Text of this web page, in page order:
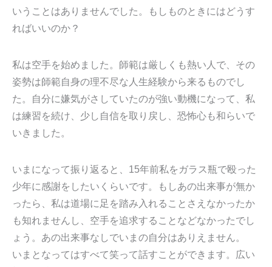
いうことはありませんでした。もしものときにはどうす
ればいいのか？
私は空手を始めました。師範は厳しくも熱い人で、その
姿勢は師範自身の理不尽な人生経験から来るものでし
た。自分に嫌気がさしていたのが強い動機になって、私
は練習を続け、少し自信を取り戻し、恐怖心も和らいで
いきました。
いまになって振り返ると、15年前私をガラス瓶で殴った
少年に感謝をしたいくらいです。もしあの出来事が無か
ったら、私は道場に足を踏み入れることさえなかったか
も知れませんし、空手を追求することなどなかったでし
ょう。あの出来事なしでいまの自分はありえません。
いまとなってはすべて笑って話すことができます。広い